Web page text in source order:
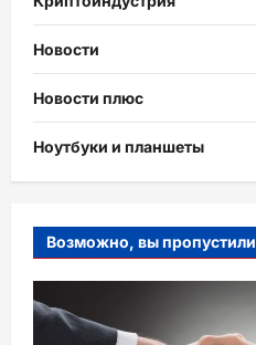
Новости
Новости плюс
Ноутбуки и планшеты
Возможно, вы пропустили